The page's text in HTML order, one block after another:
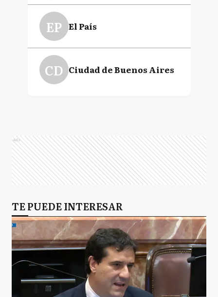
EP El País
CD Ciudad de Buenos Aires
Ads
TE PUEDE INTERESAR